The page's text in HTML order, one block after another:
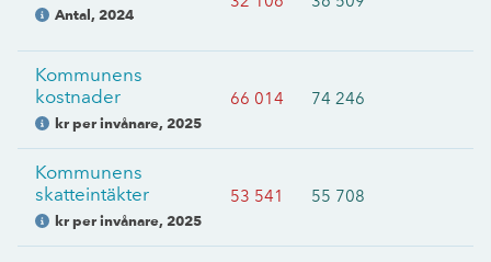
Antal, 2024
Kommunens
kostnader
kr per invånare, 2025
66 014 74 246
Kommunens
skatteintäkter
kr per invånare, 2025
53 541 55 708